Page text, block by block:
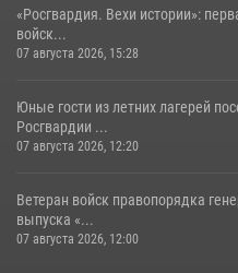
«Росгвардия. Вехи истории»:
войск...
07 августа 2026, 15:28
Юные гости из летних лагерей
Росгвардии ...
07 августа 2026, 12:20
Ветеран войск правопорядка
выпуска «...
07 августа 2026, 12:00